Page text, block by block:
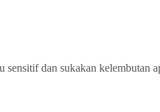
dan sukakan kelembutan